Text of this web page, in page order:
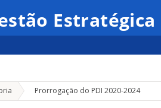
Estratégica
» Prorrogação do PDI 2020-2024